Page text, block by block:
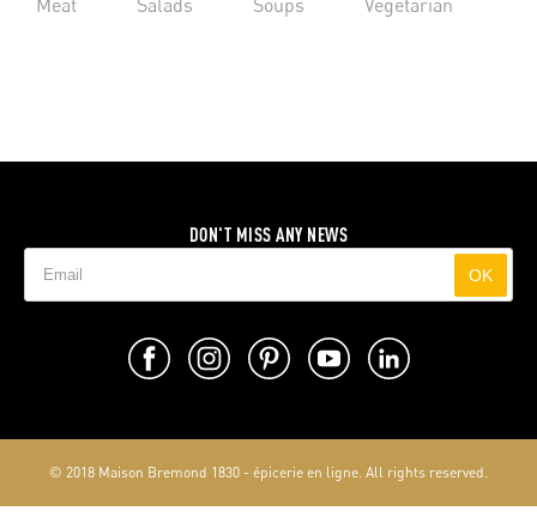
Meat Salads Soups Vegetarian
DON'T MISS ANY NEWS
OK
© 2018 Maison Bremond 1830 - épicerie en ligne. All rights reserved.